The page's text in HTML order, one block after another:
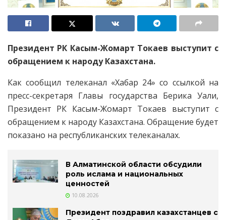
Президент РК Касым-Жомарт Токаев выступит с
обращением к народу Казахстана.
Как сообщил телеканал «Хабар 24» со ссылкой на
пресс-секретаря Главы государства Берика Уали,
Президент РК Касым-Жомарт Токаев выступит с
обращением к народу Казахстана. Обращение будет
показано на республиканских телеканалах.
В Алматинской области обсудили
роль ислама и национальных
ценностей
10.08.2026
Президент поздравил казахстанцев с